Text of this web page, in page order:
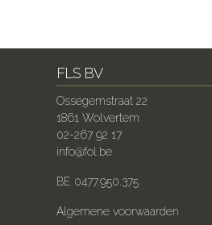
FLS BV
Ossegemstraat 22
1861 Wolvertem
02-267 92 17
info@fol.be
BE 0477.950.375
Algemene voorwaarden